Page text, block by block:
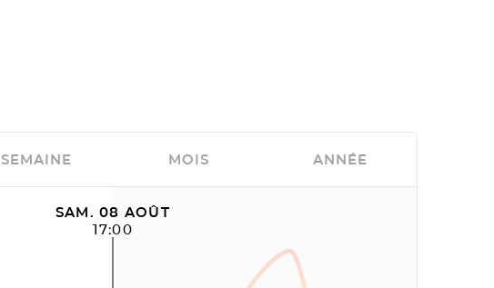
SAM. 08 AOÛT
17:00
SEMAINE MOIS ANNÉE